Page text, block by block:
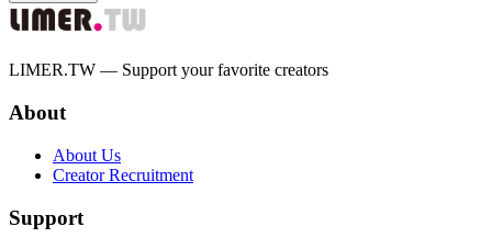
LIMER.TW — Support your favorite creators
About
About Us
Creator Recruitment
Support